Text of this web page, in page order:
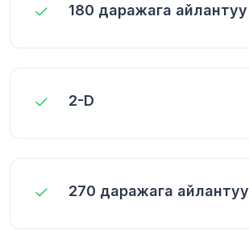
180 даражага айлантуу
2-D
270 даражага айлантуу